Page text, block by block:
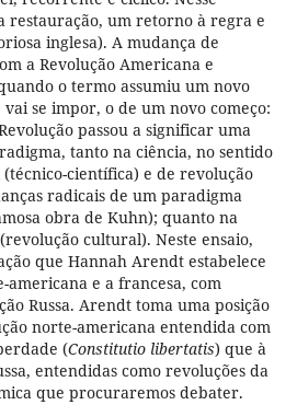
restauração, um retorno à regra e
inglesa). A mudança de
a Revolução Americana e
o termo assumiu um novo
se impor, o de um novo começo:
passou a significar uma
tanto na ciência, no sentido
científica) e de revolução
radicais de um paradigma
obra de Kuhn); quanto na
cultural). Neste ensaio,
que Hannah Arendt estabelece
e a francesa, com
Russa. Arendt toma uma posição
norte-americana entendida com
(Constitutio libertatis) que à
entendidas como revoluções da
que procuraremos debater.